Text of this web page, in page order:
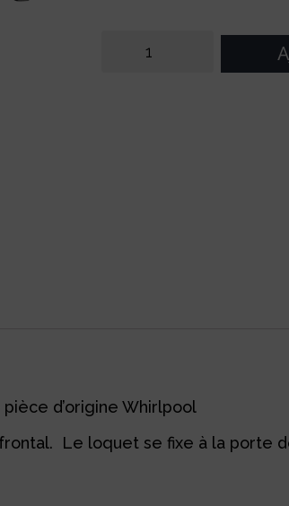
d’origine Whirlpool
Le loquet se fixe à la porte